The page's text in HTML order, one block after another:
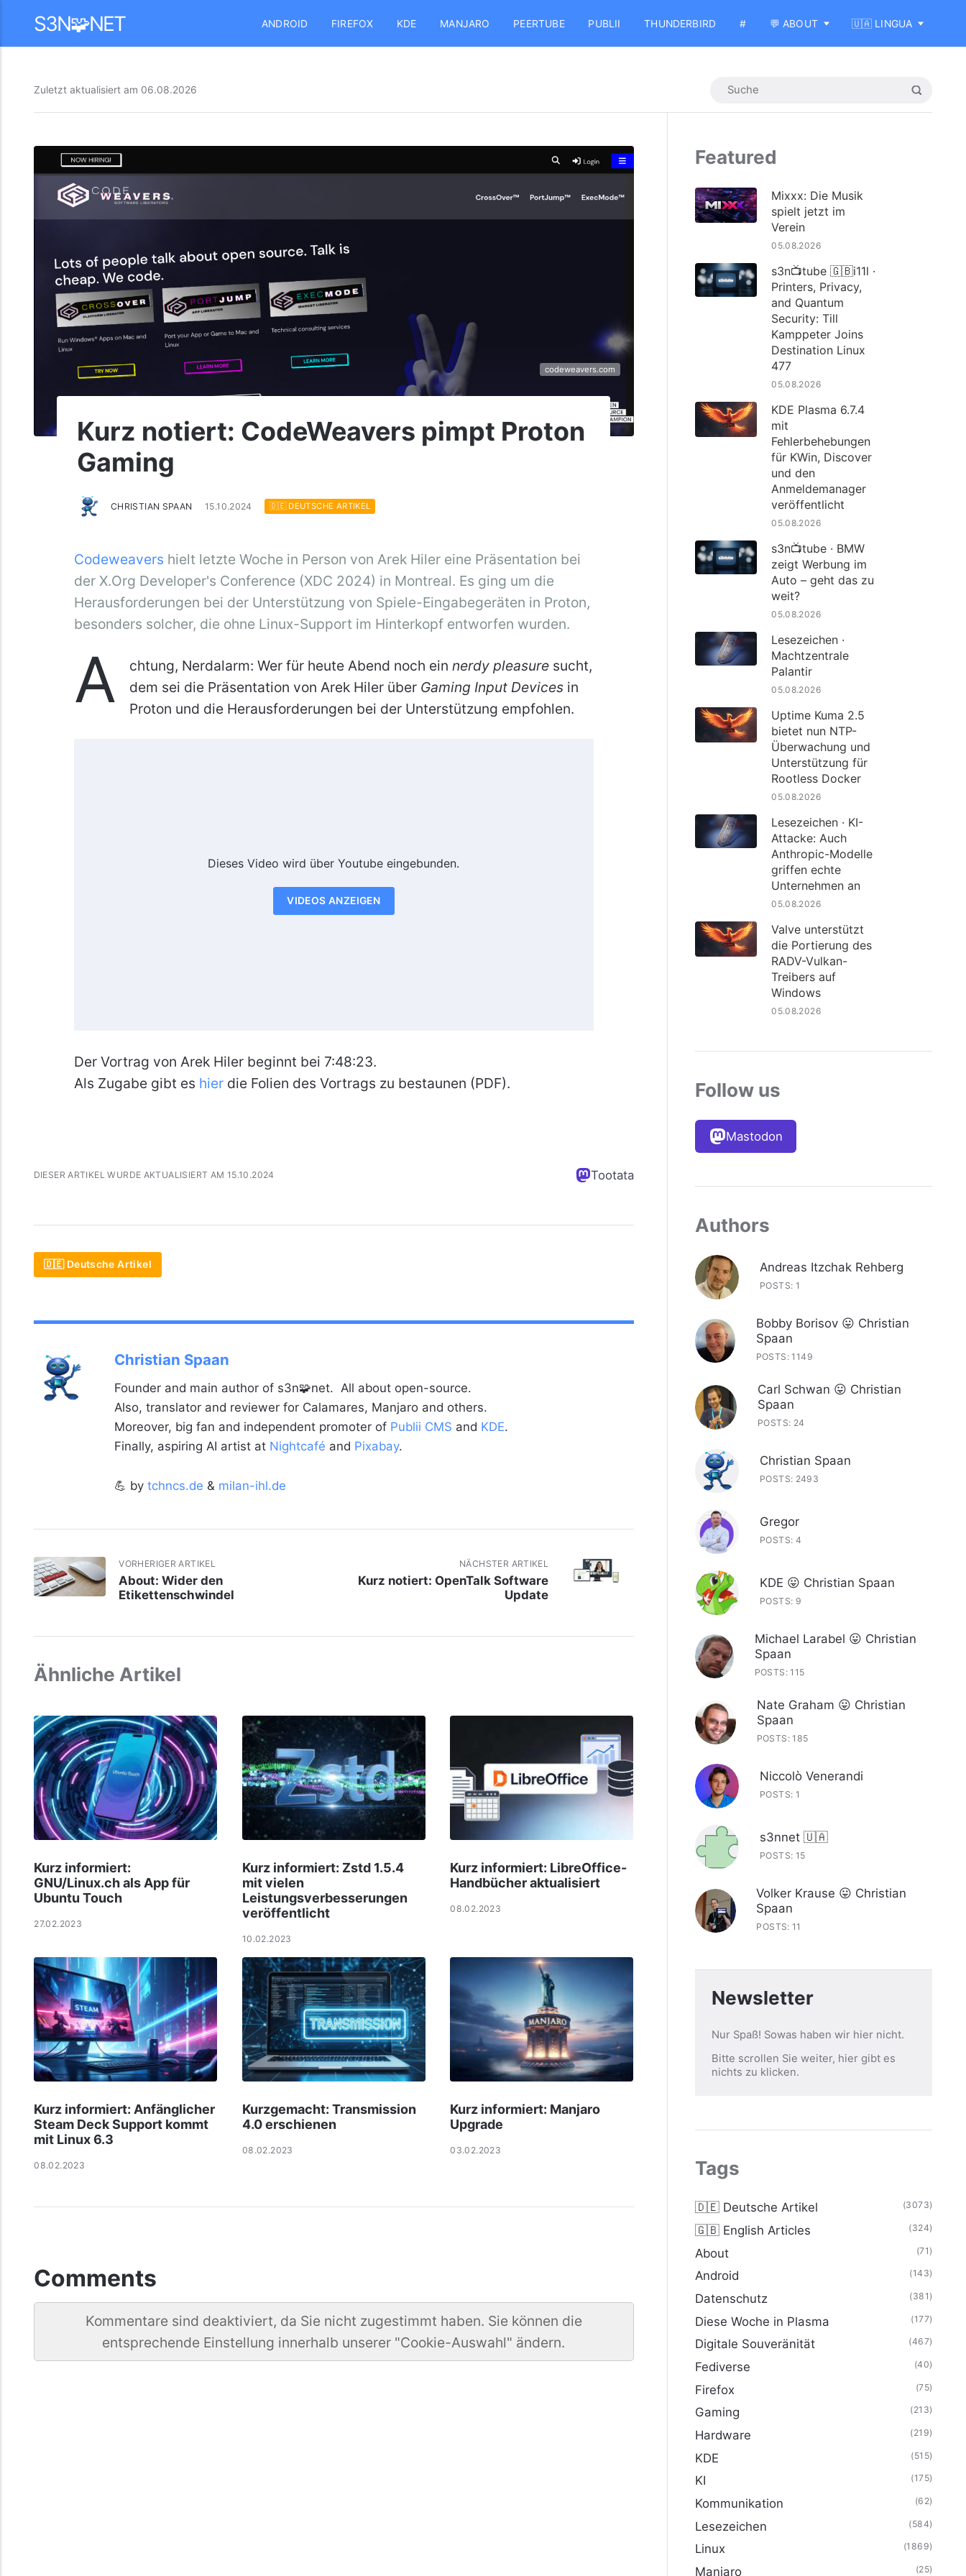
S3N🧩NET ANDROID FIREFOX KDE MANJARO PEERTUBE PUBLII THUNDERBIRD # 💬 ABOUT 🇺🇦 LINGUA
Zuletzt aktualisiert am 06.08.2026
codeweavers.com
Kurz notiert: CodeWeavers pimpt Proton
Gaming
CHRISTIAN SPAAN 15.10.2024 🇩🇪 DEUTSCHE ARTIKEL
Codeweavers hielt letzte Woche in Person von Arek Hiler eine Präsentation bei
der X.Org Developer's Conference (XDC 2024) in Montreal. Es ging um die
Herausforderungen bei der Unterstützung von Spiele-Eingabegeräten in Proton,
besonders solcher, die ohne Linux-Support im Hinterkopf entworfen wurden.
A chtung, Nerdalarm: Wer für heute Abend noch einnerdy pleasure sucht,
dem sei die Präsentation von Arek Hiler über Gaming Input Devices in
Proton und die Herausforderungen bei der Unterstützung empfohlen.
Dieses Video wird über Youtube eingebunden.
VIDEOS ANZEIGEN
Der Vortrag von Arek Hiler beginnt bei 7:48:23.
Als Zugabe gibt es hierdie Folien des Vortrags zu bestaunen (PDF).
DIESER ARTIKEL WURDE AKTUALISIERT AM 15.10.2024 Tootata
🇩🇪 Deutsche Artikel
Christian Spaan
Founder and main author of s3n🧩net. All about open-source.
Also, translator and reviewer for Calamares, Manjaro and others.
Moreover, big fan and independent promoter of Publii CMS and KDE.
Finally, aspiring AI artist at Nightcafé and Pixabay.
💪 by tchncs.de & milan-ihl.de
VORHERIGER ARTIKEL
About: Wider den
Etikettenschwindel
NÄCHSTER ARTIKEL
Kurz notiert: OpenTalk Software
Update
Ähnliche Artikel
Kurz informiert:
GNU/Linux.ch als App für
Ubuntu Touch
27.02.2023
Kurz informiert: Zstd 1.5.4
mit vielen
Leistungsverbesserungen
veröffentlicht
10.02.2023
Kurz informiert: LibreOffice-
Handbücher aktualisiert
08.02.2023
Kurz informiert: Anfänglicher
Steam Deck Support kommt
mit Linux 6.3
08.02.2023
Kurzgemacht: Transmission
4.0 erschienen
08.02.2023
Kurz informiert: Manjaro
Upgrade
03.02.2023
Comments
Kommentare sind deaktiviert, da Sie nicht zugestimmt haben. Sie können die
entsprechende Einstellung innerhalb unserer "Cookie-Auswahl" ändern.
Featured
Mixxx: Die Musik
spielt jetzt im
Verein
05.08.2026
s3n📺tube 🇬🇧i11l ·
Printers, Privacy,
and Quantum
Security: Till
Kamppeter Joins
Destination Linux
477
05.08.2026
KDE Plasma 6.7.4
mit
Fehlerbehebungen
für KWin, Discover
und den
Anmeldemanager
veröffentlicht
05.08.2026
s3n📺tube · BMW
zeigt Werbung im
Auto – geht das zu
weit?
05.08.2026
Lesezeichen ·
Machtzentrale
Palantir
05.08.2026
Uptime Kuma 2.5
bietet nun NTP-
Überwachung und
Unterstützung für
Rootless Docker
05.08.2026
Lesezeichen · KI-
Attacke: Auch
Anthropic-Modelle
griffen echte
Unternehmen an
05.08.2026
Valve unterstützt
die Portierung des
RADV-Vulkan-
Treibers auf
Windows
05.08.2026
Follow us
Mastodon
Authors
Andreas Itzchak Rehberg
POSTS: 1
Bobby Borisov 😛 Christian
Spaan
POSTS: 1149
Carl Schwan 😛 Christian
Spaan
POSTS: 24
Christian Spaan
POSTS: 2493
Gregor
POSTS: 4
KDE 😛 Christian Spaan
POSTS: 9
Michael Larabel 😛 Christian
Spaan
POSTS: 115
Nate Graham 😛 Christian
Spaan
POSTS: 185
Niccolò Venerandi
POSTS: 1
s3nnet 🇺🇦
POSTS: 15
Volker Krause 😛 Christian
Spaan
POSTS: 11
Newsletter
Nur Spaß! Sowas haben wir hier nicht.
Bitte scrollen Sie weiter, hier gibt es
nichts zu klicken.
Tags
🇩🇪 Deutsche Artikel (3073)
🇬🇧 English Articles (324)
About (71)
Android (143)
Datenschutz (381)
Diese Woche in Plasma (177)
Digitale Souveränität (467)
Fediverse (40)
Firefox (75)
Gaming (213)
Hardware (219)
KDE (515)
KI (175)
Kommunikation (62)
Lesezeichen (584)
Linux (1869)
Manjaro (25)